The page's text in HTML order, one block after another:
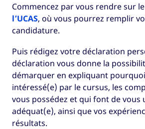
Commencez par vous rendre sur
l’UCAS, où vous pourrez remplir
candidature.
Puis rédigez votre déclaration
déclaration vous donne la
démarquer en expliquant
intéressé(e) par le cursus, les
vous possédez et qui font de vous
adéquat(e), ainsi que vos
résultats.